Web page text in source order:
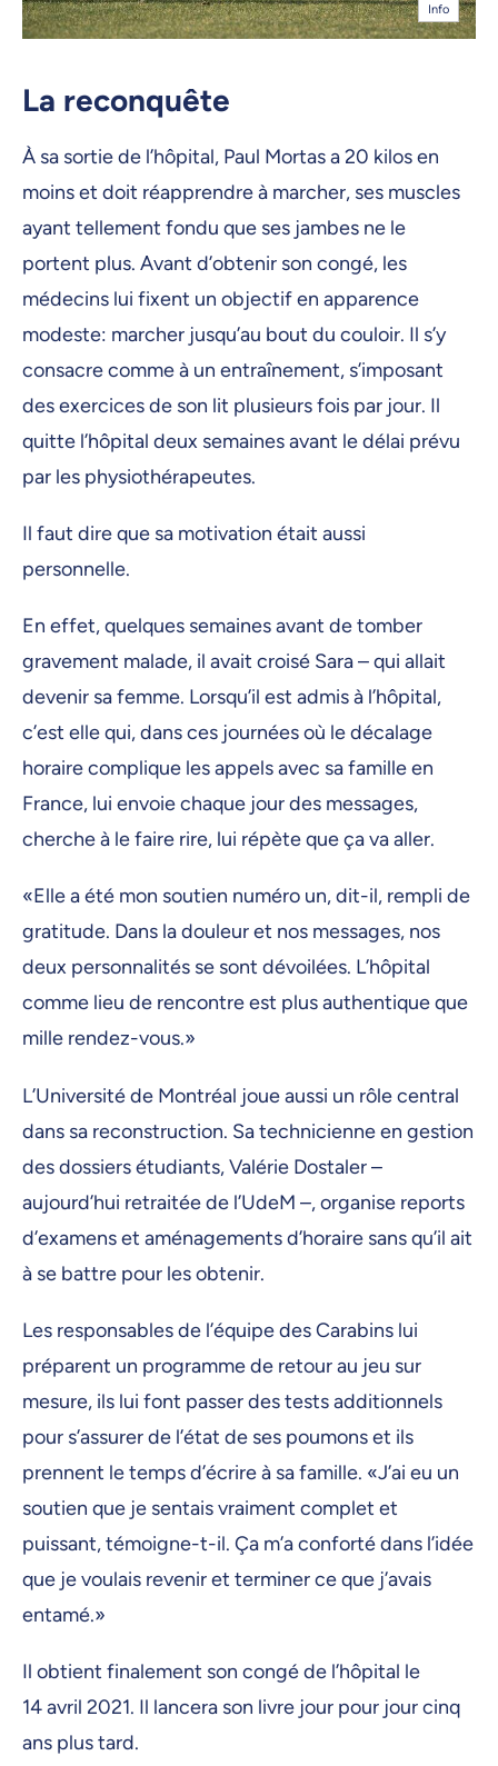
Info
La reconquête
À sa sortie de l’hôpital, Paul Mortas a 20 kilos en
moins et doit réapprendre à marcher, ses muscles
ayant tellement fondu que ses jambes ne le
portent plus. Avant d’obtenir son congé, les
médecins lui fixent un objectif en apparence
modeste: marcher jusqu’au bout du couloir. Il s’y
consacre comme à un entraînement, s’imposant
des exercices de son lit plusieurs fois par jour. Il
quitte l’hôpital deux semaines avant le délai prévu
par les physiothérapeutes.
Il faut dire que sa motivation était aussi
personnelle.
En effet, quelques semaines avant de tomber
gravement malade, il avait croisé Sara – qui allait
devenir sa femme. Lorsqu’il est admis à l’hôpital,
c’est elle qui, dans ces journées où le décalage
horaire complique les appels avec sa famille en
France, lui envoie chaque jour des messages,
cherche à le faire rire, lui répète que ça va aller.
«Elle a été mon soutien numéro un, dit-il, rempli de
gratitude. Dans la douleur et nos messages, nos
deux personnalités se sont dévoilées. L’hôpital
comme lieu de rencontre est plus authentique que
mille rendez-vous.»
L’Université de Montréal joue aussi un rôle central
dans sa reconstruction. Sa technicienne en gestion
des dossiers étudiants, Valérie Dostaler –
aujourd’hui retraitée de l’UdeM –, organise reports
d’examens et aménagements d’horaire sans qu’il ait
à se battre pour les obtenir.
Les responsables de l’équipe des Carabins lui
préparent un programme de retour au jeu sur
mesure, ils lui font passer des tests additionnels
pour s’assurer de l’état de ses poumons et ils
prennent le temps d’écrire à sa famille. «J’ai eu un
soutien que je sentais vraiment complet et
puissant, témoigne-t-il. Ça m’a conforté dans l’idée
que je voulais revenir et terminer ce que j’avais
entamé.»
Il obtient finalement son congé de l’hôpital le
14 avril 2021. Il lancera son livre jour pour jour cinq
ans plus tard.